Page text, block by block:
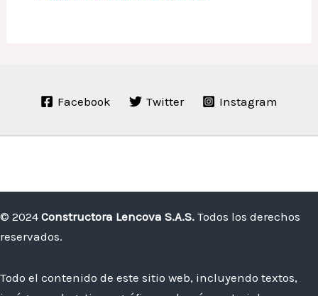
Facebook Twitter Instagram
© 2024 Constructora Lencova S.A.S. Todos los derechos
reservados.
Todo el contenido de este sitio web, incluyendo textos,